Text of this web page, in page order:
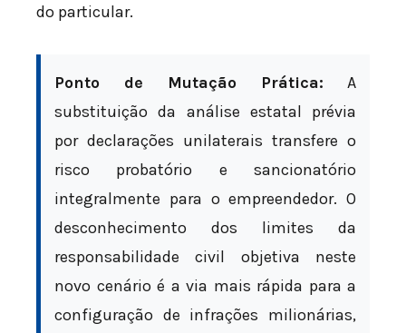
do particular.
Ponto de Mutação Prática: A
substituição da análise estatal prévia
por declarações unilaterais transfere o
risco probatório e sancionatório
integralmente para o empreendedor. O
desconhecimento dos limites da
responsabilidade civil objetiva neste
novo cenário é a via mais rápida para a
configuração de infrações milionárias,